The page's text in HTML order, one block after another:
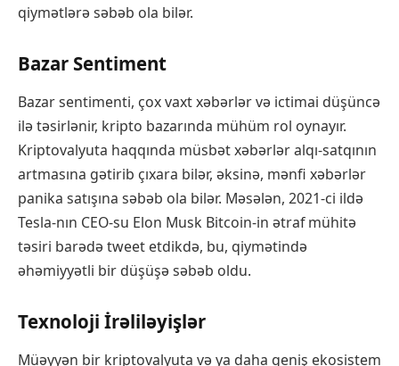
qiymətlərə səbəb ola bilər.
Bazar Sentiment
Bazar sentimenti, çox vaxt xəbərlər və ictimai düşüncə
ilə təsirlənir, kripto bazarında mühüm rol oynayır.
Kriptovalyuta haqqında müsbət xəbərlər alqı-satqının
artmasına gətirib çıxara bilər, əksinə, mənfi xəbərlər
panika satışına səbəb ola bilər. Məsələn, 2021-ci ildə
Tesla-nın CEO-su Elon Musk Bitcoin-in ətraf mühitə
təsiri barədə tweet etdikdə, bu, qiymətində
əhəmiyyətli bir düşüşə səbəb oldu.
Texnoloji İrəliləyişlər
Müəyyən bir kriptovalyuta və ya daha geniş ekosistem